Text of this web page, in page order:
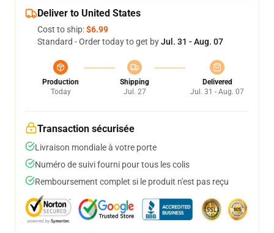
Deliver to United States
Cost to ship:$6.99
Standard - Order today to get byJul. 31 - Aug. 07
Production
Today
Shipping
Jul. 27
Delivered
Jul. 31 - Aug. 07
Transaction sécurisée
Livraison mondiale à votre porte
Numéro de suivi fourni pour tous les colis
Remboursement complet si le produit n'est pas reçu